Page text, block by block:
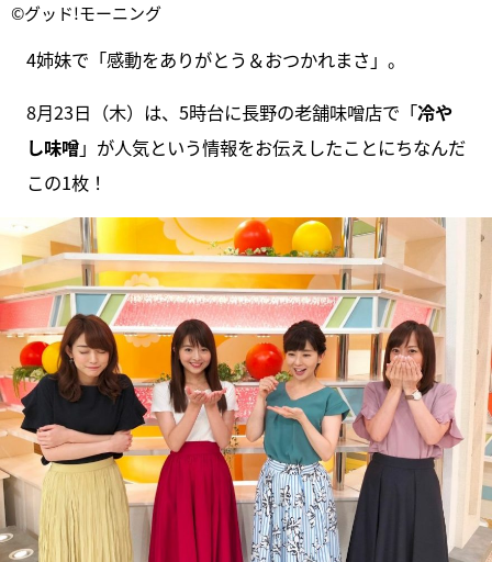
©グッド!モーニング
4姉妹で「感動をありがとう＆おつかれまさ」。
8月23日（木）は、5時台に長野の老舗味噌店で「冷や
し味噌」が人気という情報をお伝えしたことにちなんだ
この1枚！